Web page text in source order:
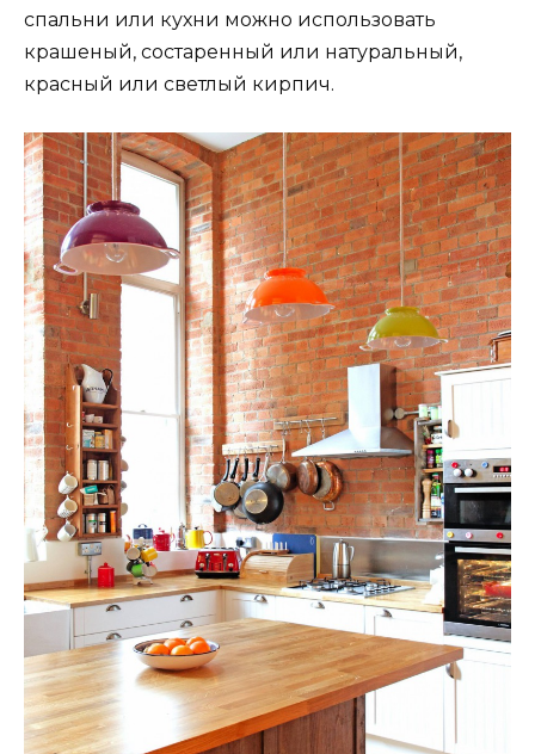
спальни или кухни можно использовать
крашеный, состаренный или натуральный,
красный или светлый кирпич.